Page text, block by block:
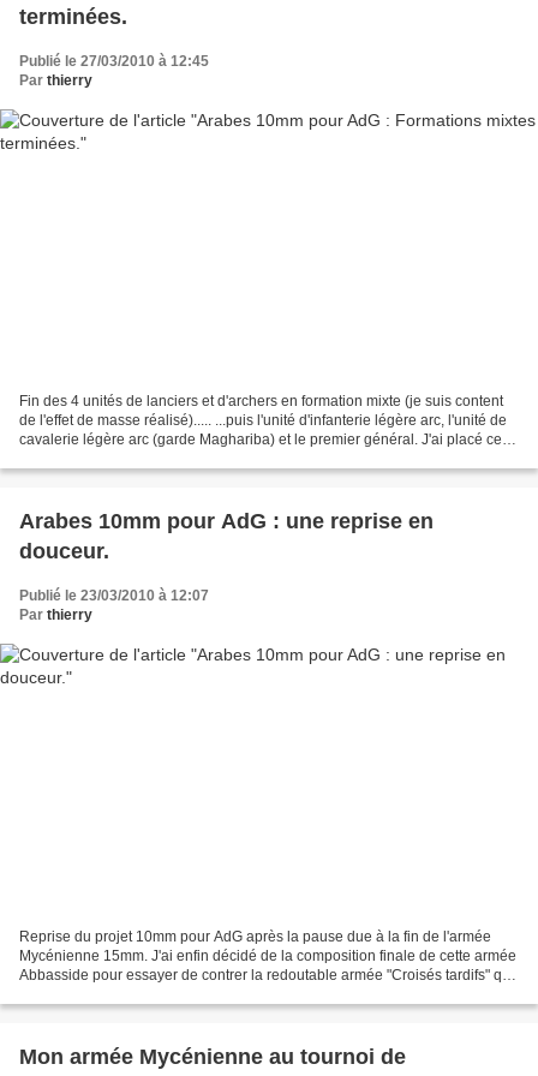
terminées.
Publié le 27/03/2010 à 12:45
Par thierry
Fin des 4 unités de lanciers et d'archers en formation mixte (je suis content
de l'effet de masse réalisé)..... ...puis l'unité d'infanterie légère arc, l'unité de
cavalerie légère arc (garde Maghariba) et le premier général. J'ai placé ce
Arabes 10mm pour AdG : une reprise en
douceur.
Publié le 23/03/2010 à 12:07
Par thierry
Reprise du projet 10mm pour AdG après la pause due à la fin de l'armée
Mycénienne 15mm. J'ai enfin décidé de la composition finale de cette armée
Abbasside pour essayer de contrer la redoutable armée "Croisés tardifs" que
Mon armée Mycénienne au tournoi de